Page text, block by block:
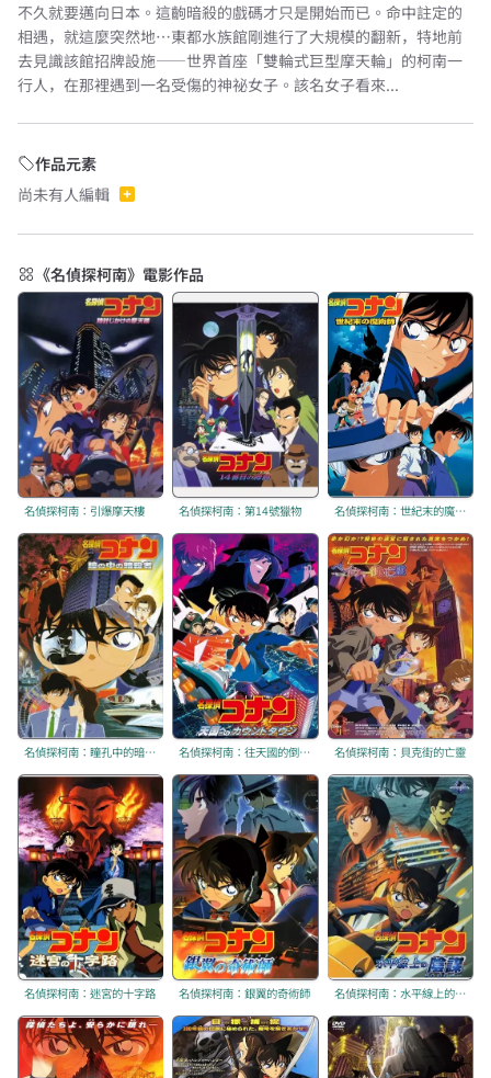
不久就要邁向日本。這齣暗殺的戲碼才只是開始而已。命中註定的
相遇，就這麼突然地…東都水族館剛進行了大規模的翻新，特地前
去見識該館招牌設施——世界首座「雙輪式巨型摩天輪」的柯南一
行人，在那裡遇到一名受傷的神祕女子。該名女子看來...
作品元素
尚未有人編輯
《名偵探柯南》電影作品
名偵探柯南：引爆摩天樓 名偵探柯南：第14號獵物 名偵探柯南：世紀末的魔術師
名偵探柯南：瞳孔中的暗殺者 名偵探柯南：往天國的倒數計時 名偵探柯南：貝克街的亡靈
名偵探柯南：迷宮的十字路 名偵探柯南：銀翼的奇術師 名偵探柯南：水平線上的陰謀